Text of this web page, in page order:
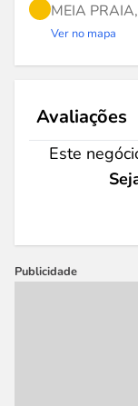
MEIA
Ver no mapa
Avaliações
Este
Publicidade